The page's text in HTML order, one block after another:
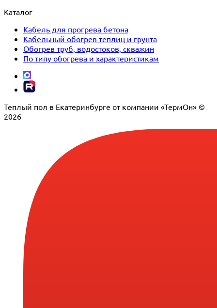
Каталог
Кабель для прогрева бетона
Кабельный обогрев теплиц и грунта
Обогрев труб, водостоков, скважин
По типу обогрева и характеристикам
Теплый пол в Екатеринбурге от компании «ТермОн» ©
2026